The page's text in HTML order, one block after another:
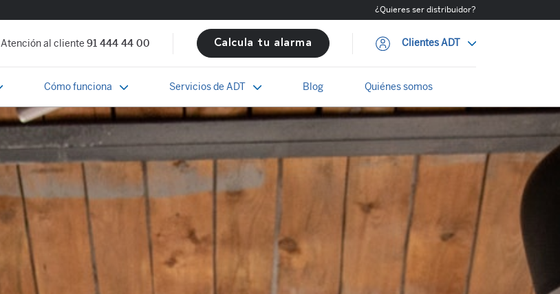
¿Quieres ser distribuidor?
Atención al cliente91 444 44 00 Calcula tu alarma Clientes ADT
Cómo funciona Servicios de ADT Blog Quiénes somos